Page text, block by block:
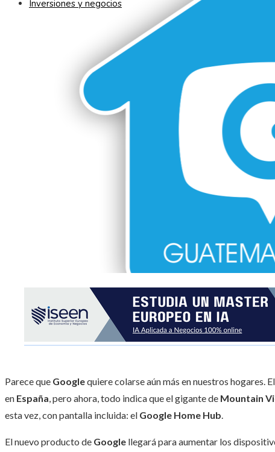
Inversiones y negocios
Parece que Googlequiere colarse aún más en nuestros hogares.
en España, pero ahora, todo indica que el gigante de Mountain
esta vez, con pantalla incluida: el Google Home Hub.
El nuevo producto de Google llegará para aumentar los